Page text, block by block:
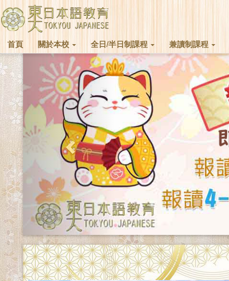
首頁 關於本校 全日/半日制課程 兼讀制課程
Previous